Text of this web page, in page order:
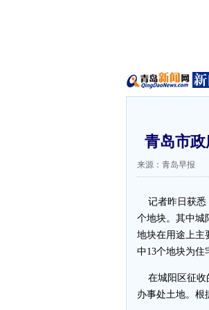
青岛市
来源：青岛早报
记者昨日获悉
个地块。其中城
地块在用途上主
中13个地块为住
在城阳区征收
办事处土地。根